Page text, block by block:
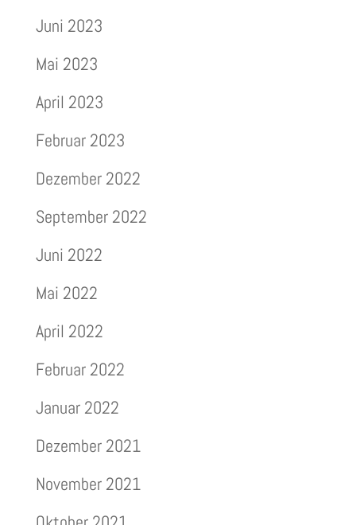
Juni 2023
Mai 2023
April 2023
Februar 2023
Dezember 2022
September 2022
Juni 2022
Mai 2022
April 2022
Februar 2022
Januar 2022
Dezember 2021
November 2021